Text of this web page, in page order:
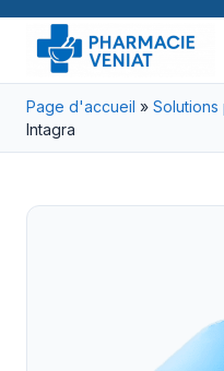
Page d'accueil »
Intagra